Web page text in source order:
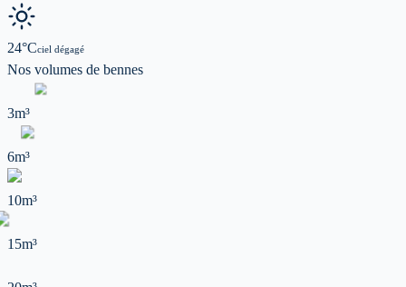
24°Cciel dégagé
Nos volumes de bennes
3m³
6m³
10m³
15m³